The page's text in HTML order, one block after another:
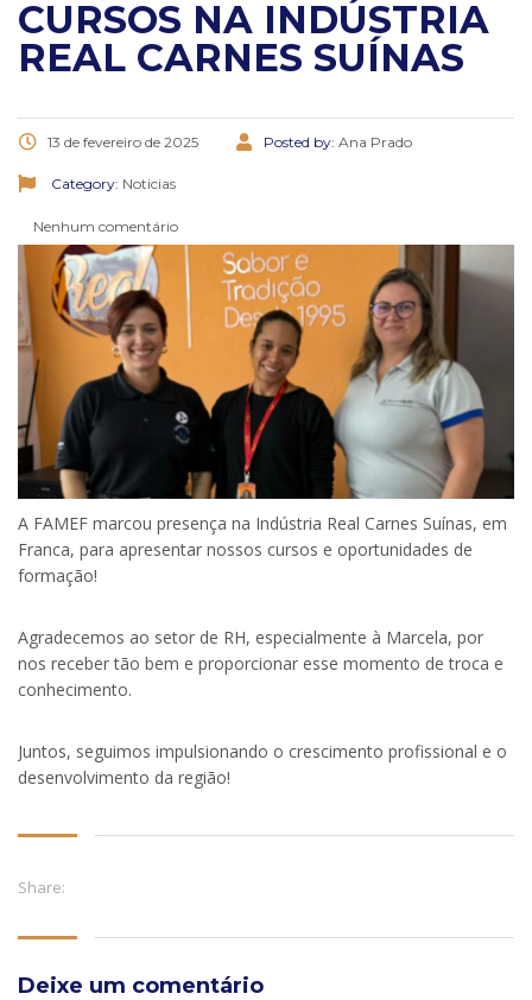
CURSOS NA INDÚSTRIA
REAL CARNES SUÍNAS
13 de fevereiro de 2025 Posted by: Ana Prado
Category: Noticias
Nenhum comentário
A FAMEF marcou presença na Indústria Real Carnes Suínas, em
Franca, para apresentar nossos cursos e oportunidades de
formação!
Agradecemos ao setor de RH, especialmente à Marcela, por
nos receber tão bem e proporcionar esse momento de troca e
conhecimento.
Juntos, seguimos impulsionando o crescimento profissional e o
desenvolvimento da região!
Share:
Deixe um comentário